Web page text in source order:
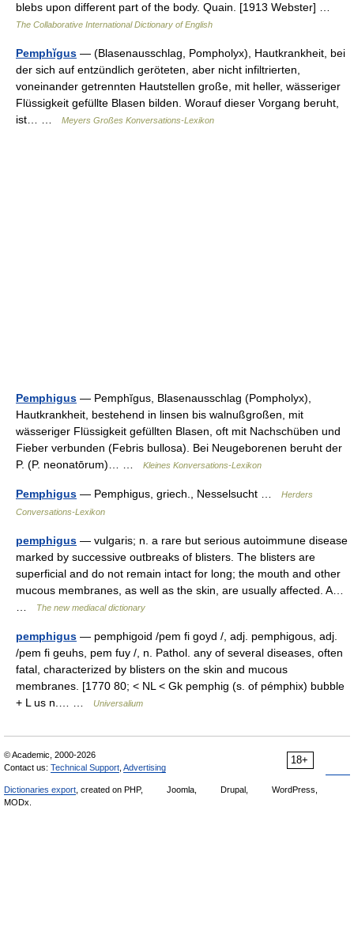
blebs upon different part of the body. Quain. [1913 Webster] …
The Collaborative International Dictionary of English
Pemphĭgus — (Blasenausschlag, Pompholyx), Hautkrankheit, bei
der sich auf entzündlich geröteten, aber nicht infiltrierten,
voneinander getrennten Hautstellen große, mit heller, wässeriger
Flüssigkeit gefüllte Blasen bilden. Worauf dieser Vorgang beruht,
ist… …
Meyers Großes Konversations-Lexikon
Pemphigus — Pemphĭgus, Blasenausschlag (Pompholyx),
Hautkrankheit, bestehend in linsen bis walnußgroßen, mit
wässeriger Flüssigkeit gefüllten Blasen, oft mit Nachschüben und
Fieber verbunden (Febris bullosa). Bei Neugeborenen beruht der
P. (P. neonatōrum)… …
Kleines Konversations-Lexikon
Pemphigus — Pemphigus, griech., Nesselsucht …
Herders
Conversations-Lexikon
pemphigus — vulgaris; n. a rare but serious autoimmune disease
marked by successive outbreaks of blisters. The blisters are
superficial and do not remain intact for long; the mouth and other
mucous membranes, as well as the skin, are usually affected. A…
The new mediacal dictionary
pemphigus — pemphigoid /pem fi goyd /, adj. pemphigous, adj.
/pem fi geuhs, pem fuy /, n. Pathol. any of several diseases, often
fatal, characterized by blisters on the skin and mucous
membranes. [1770 80; < NL < Gk pemphig (s. of pémphix) bubble
+ L us n.… …
Universalium
18+
© Academic, 2000-2026
Contact us: Technical Support Advertising
Dictionaries export , created on PHP, Joomla, Drupal,
WordPress,
MODx.